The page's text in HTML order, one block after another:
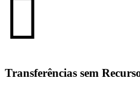
Transferências sem